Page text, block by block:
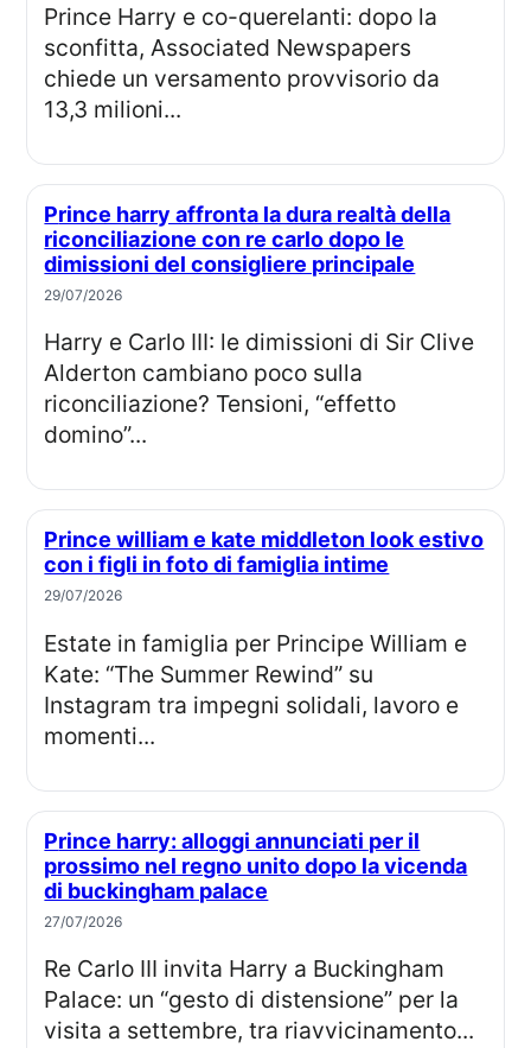
Prince Harry e co-querelanti: dopo la
sconfitta, Associated Newspapers
chiede un versamento provvisorio da
13,3 milioni...
Prince harry affronta la dura realtà della
riconciliazione con re carlo dopo le
dimissioni del consigliere principale
29/07/2026
Harry e Carlo III: le dimissioni di Sir Clive
Alderton cambiano poco sulla
riconciliazione? Tensioni, “effetto
domino”...
Prince william e kate middleton look estivo
con i figli in foto di famiglia intime
29/07/2026
Estate in famiglia per Principe William e
Kate: “The Summer Rewind” su
Instagram tra impegni solidali, lavoro e
momenti...
Prince harry: alloggi annunciati per il
prossimo nel regno unito dopo la vicenda
di buckingham palace
27/07/2026
Re Carlo III invita Harry a Buckingham
Palace: un “gesto di distensione” per la
visita a settembre, tra riavvicinamento...